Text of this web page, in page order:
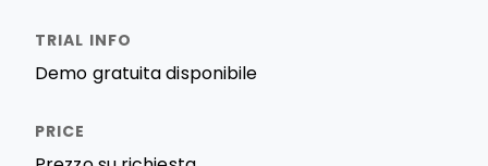
Demo gratuita disponibile